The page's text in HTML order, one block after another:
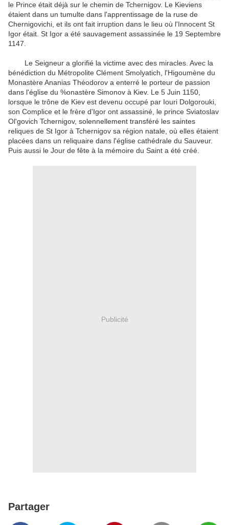
le Prince était déjà sur le chemin de Tchernigov. Le Kieviens
étaient dans un tumulte dans l'apprentissage de la ruse de
Chernigovichi, et ils ont fait irruption dans le lieu où l'Innocent St
Igor était. St Igor a été sauvagement assassinée le 19 Septembre
1147.
Le Seigneur a glorifié la victime avec des miracles. Avec la
bénédiction du Métropolite Clément Smolyatich, l'Higoumène du
Monastère Ananias Théodorov a enterré le porteur de passion
dans l'église du %onastère Simonov à Kiev. Le 5 Juin 1150,
lorsque le trône de Kiev est devenu occupé par Iouri Dolgorouki,
son Complice et le frère d'Igor ont assassiné, le prince Sviatoslav
Ol'govich Tchernigov, solennellement transféré les saintes
reliques de St Igor à Tchernigov sa région natale, où elles étaient
placées dans un reliquaire dans l'église cathédrale du Sauveur.
Puis aussi le Jour de fête à la mémoire du Saint a été créé.
Publicité
Partager